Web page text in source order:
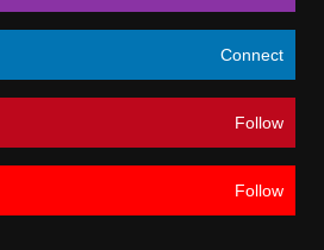
Connect
Follow
Follow